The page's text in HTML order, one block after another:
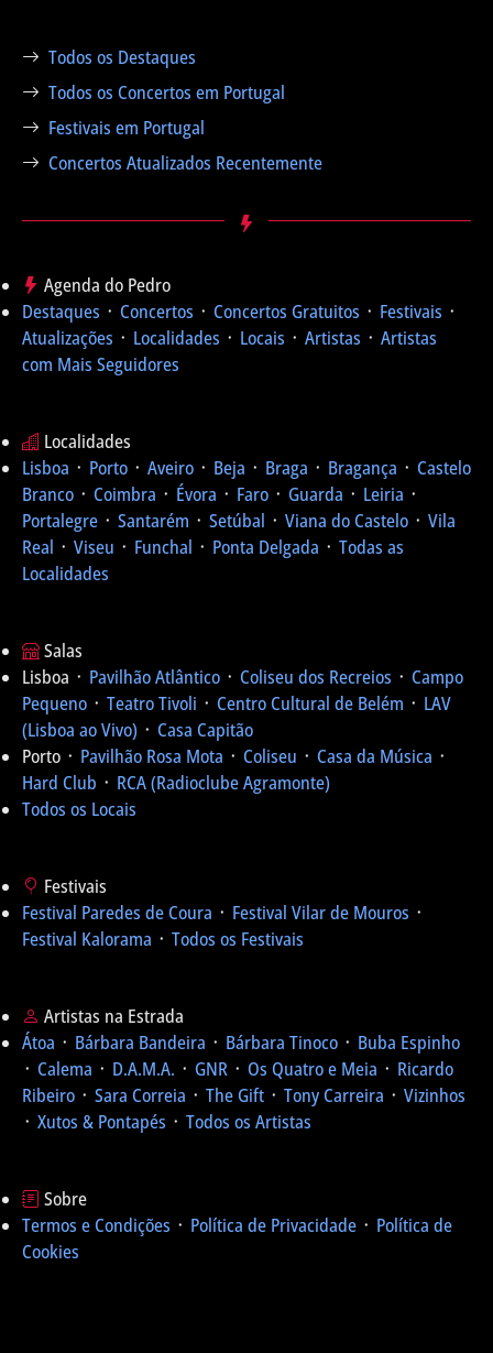
Todos os Destaques
Todos os Concertos em Portugal
Festivais em Portugal
Concertos Atualizados Recentemente
Agenda do Pedro
Destaques ᛫ Concertos ᛫ Concertos Gratuitos ᛫ Festivais ᛫
Atualizações ᛫ Localidades ᛫ Locais ᛫ Artistas ᛫ Artistas
com Mais Seguidores
Localidades
Lisboa ᛫ Porto ᛫ Aveiro ᛫ Beja ᛫ Braga ᛫ Bragança ᛫ Castelo
Branco ᛫ Coimbra ᛫ Évora ᛫ Faro ᛫ Guarda ᛫ Leiria ᛫
Portalegre ᛫ Santarém ᛫ Setúbal ᛫ Viana do Castelo ᛫ Vila
Real ᛫ Viseu ᛫ Funchal ᛫ Ponta Delgada ᛫ Todas as
Localidades
Salas
Lisboa ᛫ Pavilhão Atlântico ᛫ Coliseu dos Recreios ᛫ Campo
Pequeno ᛫ Teatro Tivoli ᛫ Centro Cultural de Belém ᛫ LAV
(Lisboa ao Vivo) ᛫ Casa Capitão
Porto ᛫ Pavilhão Rosa Mota ᛫ Coliseu ᛫ Casa da Música ᛫
Hard Club ᛫ RCA (Radioclube Agramonte)
Todos os Locais
Festivais
Festival Paredes de Coura ᛫ Festival Vilar de Mouros ᛫
Festival Kalorama ᛫ Todos os Festivais
Artistas na Estrada
Átoa ᛫ Bárbara Bandeira ᛫ Bárbara Tinoco ᛫ Buba Espinho
᛫ Calema ᛫ D.A.M.A. ᛫ GNR ᛫ Os Quatro e Meia ᛫ Ricardo
Ribeiro ᛫ Sara Correia ᛫ The Gift ᛫ Tony Carreira ᛫ Vizinhos
᛫ Xutos & Pontapés ᛫ Todos os Artistas
Sobre
Termos e Condições ᛫ Política de Privacidade ᛫ Política de
Cookies